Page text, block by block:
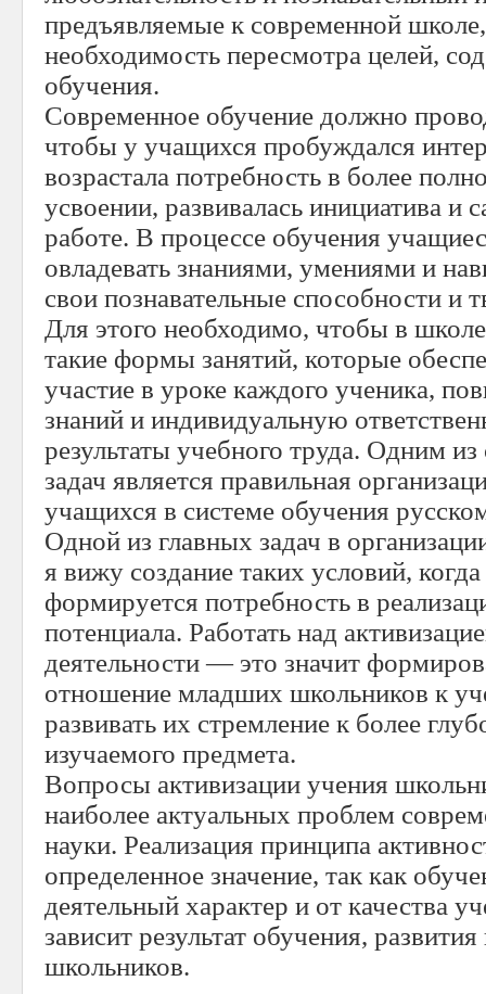
предъявляемые к современной
необходимость пересмотра целей,
обучения.
Современное обучение должно
чтобы у учащихся пробуждался
возрастала потребность в более
усвоении, развивалась инициатива и
работе. В процессе обучения
овладевать знаниями, умениями и
свои познавательные способности и
Для этого необходимо, чтобы в
такие формы занятий, которые
участие в уроке каждого ученика,
знаний и индивидуальную
результаты учебного труда. Одним
задач является правильная
учащихся в системе обучения
Одной из главных задач в
я вижу создание таких условий,
формируется потребность в
потенциала. Работать над
деятельности — это значит
отношение младших школьников к
развивать их стремление к более
изучаемого предмета.
Вопросы активизации учения
наиболее актуальных проблем
науки. Реализация принципа
определенное значение, так как
деятельный характер и от качества
зависит результат обучения,
школьников.